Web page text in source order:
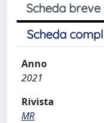
Scheda breve
Scheda
Anno
2021
Rivista
MR